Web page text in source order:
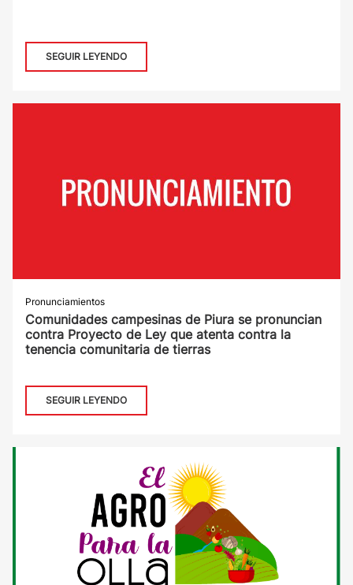
SEGUIR LEYENDO
Pronunciamientos
Comunidades campesinas de Piura se pronuncian
contra Proyecto de Ley que atenta contra la
tenencia comunitaria de tierras
SEGUIR LEYENDO